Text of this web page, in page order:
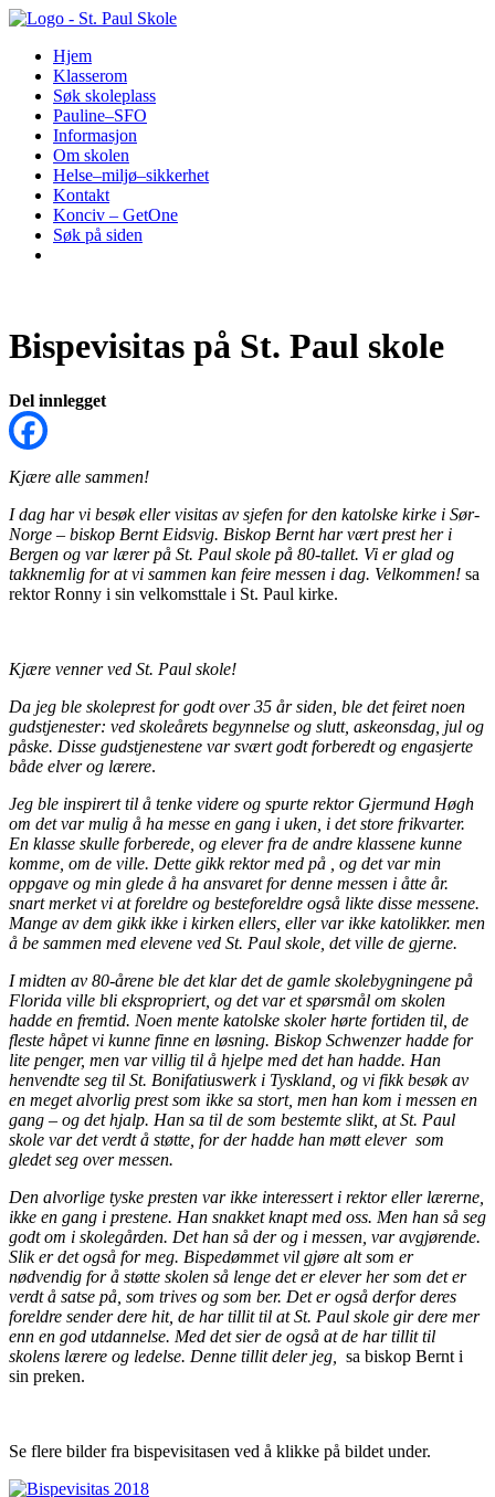
Hopp
innholdHjem
Klasserom
Søk skoleplass
Pauline–SFO
Informasjon
Om skolen
Helse–miljø–sikkerhet
Kontakt
Konciv – GetOne
Søk på siden
Bispevisitas på St. Paul skole
Del innlegget
Kjære alle sammen!
I dag har vi besøk eller visitas av sjefen for den katolske kirke i Sør-
Norge – biskop Bernt Eidsvig. Biskop Bernt har vært prest her i
Bergen og var lærer på St. Paul skole på 80-tallet. Vi er glad og
takknemlig for at vi sammen kan feire messen i dag. Velkommen! sa
rektor Ronny i sin velkomsttale i St. Paul kirke.
Kjære venner ved St. Paul skole!
Da jeg ble skoleprest for godt over 35 år siden, ble det feiret noen
gudstjenester: ved skoleårets begynnelse og slutt, askeonsdag, jul og
påske. Disse gudstjenestene var svært godt forberedt og engasjerte
både elver og lærere.
Jeg ble inspirert til å tenke videre og spurte rektor Gjermund Høgh
om det var mulig å ha messe en gang i uken, i det store frikvarter.
En klasse skulle forberede, og elever fra de andre klassene kunne
komme, om de ville. Dette gikk rektor med på , og det var min
oppgave og min glede å ha ansvaret for denne messen i åtte år.
snart merket vi at foreldre og besteforeldre også likte disse messene.
Mange av dem gikk ikke i kirken ellers, eller var ikke katolikker. men
å be sammen med elevene ved St. Paul skole, det ville de gjerne.
I midten av 80-årene ble det klar det de gamle skolebygningene på
Florida ville bli ekspropriert, og det var et spørsmål om skolen
hadde en fremtid. Noen mente katolske skoler hørte fortiden til, de
fleste håpet vi kunne finne en løsning. Biskop Schwenzer hadde for
lite penger, men var villig til å hjelpe med det han hadde. Han
henvendte seg til St. Bonifatiuswerk i Tyskland, og vi fikk besøk av
en meget alvorlig prest som ikke sa stort, men han kom i messen en
gang – og det hjalp. Han sa til de som bestemte slikt, at St. Paul
skole var det verdt å støtte, for der hadde han møtt elever som
gledet seg over messen.
Den alvorlige tyske presten var ikke interessert i rektor eller lærerne,
ikke en gang i prestene. Han snakket knapt med oss. Men han så seg
godt om i skolegården. Det han så der og i messen, var avgjørende.
Slik er det også for meg. Bispedømmet vil gjøre alt som er
nødvendig for å støtte skolen så lenge det er elever her som det er
verdt å satse på, som trives og som ber. Det er også derfor deres
foreldre sender dere hit, de har tillit til at St. Paul skole gir dere mer
enn en god utdannelse. Med det sier de også at de har tillit til
skolens lærere og ledelse. Denne tillit deler jeg, sa biskop Bernt i
sin preken.
Se flere bilder fra bispevisitasen ved å klikke på bildet under.